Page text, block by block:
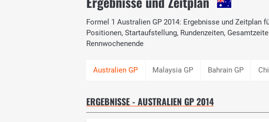
Formel 1 Australien GP 2014: Ergebnisse und Zeitplan
Positionen, Startaufstellung, Rundenzeiten,
Rennwochenende
Malaysia GP Bahrain GP
ERGEBNISSE - AUSTRALIEN GP 2014